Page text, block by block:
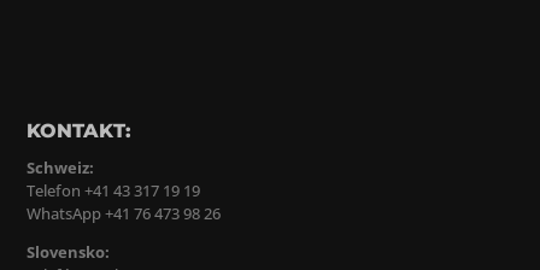
KONTAKT:
Schweiz:
Telefon +41 43 317 19 19
WhatsApp +41 76 473 98 26
Slovensko: